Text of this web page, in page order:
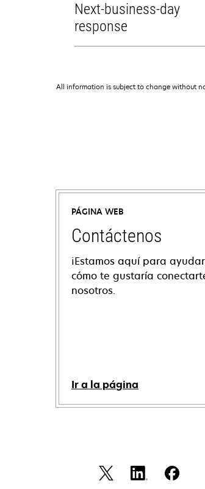
Next-business-day
response
All information is subject to change without
PÁGINA WEB
Contáctenos
¡Estamos aquí para
cómo te gustaría
nosotros.
Ir a la página